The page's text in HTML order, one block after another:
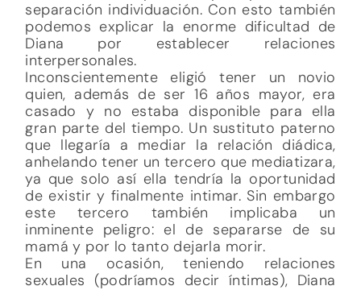
separación individuación. Con esto también
podemos explicar la enorme dificultad de
Diana por establecer relaciones
interpersonales.
Inconscientemente eligió tener un novio
quien, además de ser 16 años mayor, era
casado y no estaba disponible para ella
gran parte del tiempo. Un sustituto paterno
que llegaría a mediar la relación diádica,
anhelando tener un tercero que mediatizara,
ya que solo así ella tendría la oportunidad
de existir y finalmente intimar. Sin embargo
este tercero también implicaba un
inminente peligro: el de separarse de su
mamá y por lo tanto dejarla morir.
En una ocasión, teniendo relaciones
sexuales (podríamos decir íntimas), Diana